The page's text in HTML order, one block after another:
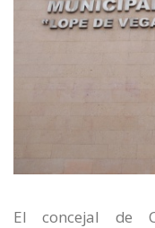
El concejal de